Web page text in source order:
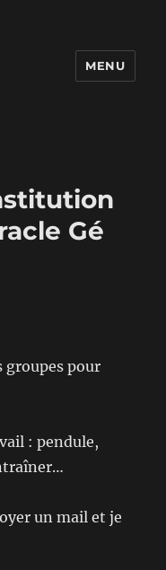
MENU
Gé
groupes pour
: pendule,
un mail et je